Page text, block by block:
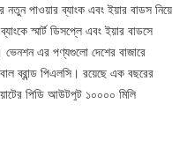
পাওয়ার ব্যাংক এবং ইয়ার বাডস নিয়ে
স্মার্ট ডিসপ্লে এবং ইয়ার বাডসে
ভেনশন এর পণ্যগুলো দেশের বাজারে
ব্রান্ড পিএলসি। রয়েছে এক বছরের
পিডি আউটপুট ১০০০০ মিলি